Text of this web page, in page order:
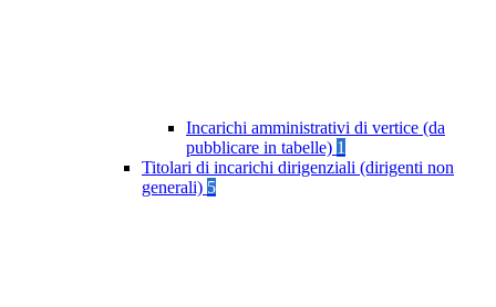
Incarichi amministrativi di vertice (da
pubblicare in tabelle) 1
Titolari di incarichi dirigenziali (dirigenti non
generali) 5